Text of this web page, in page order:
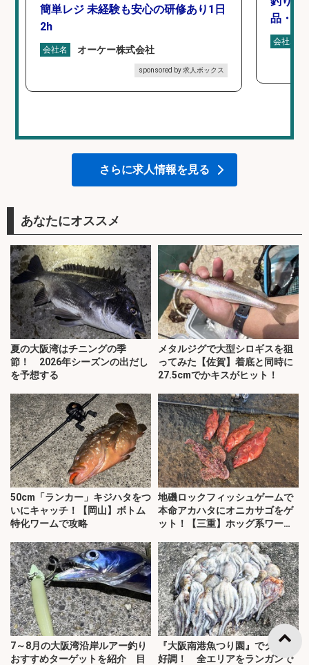
簡単レジ 未経験も安心の研修あり1日
2h
会社名 オーケー株式会社
sponsored by 求人ボックス
品・工
会社名
さらに求人情報を見る
あなたにオススメ
夏の大阪湾はチニングの季
節！ 2026年シーズンの出だし
を予想する
メタルジグで大型シロギスを狙
ってみた【佐賀】着底と同時に
27.5cmでかキスがヒット！
50cm「ランカー」キジハタをつ
いにキャッチ！【岡山】ボトム
特化ワームで攻略
地磯ロックフィッシュゲームで
本命アカハタにオニカサゴをゲ
ット！【三重】ホッグ系ワーム
7～8月の大阪湾沿岸ルアー釣り
おすすめターゲットを紹介 目
『大阪南港魚つり園』でタコが
好調！ 全エリアをランガンで